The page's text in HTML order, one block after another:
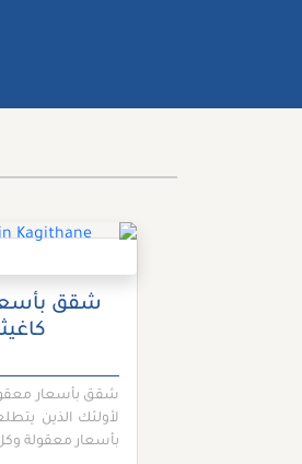
شقق
شقق بأسعار
لأولئك الذين
بأسعار معقولة